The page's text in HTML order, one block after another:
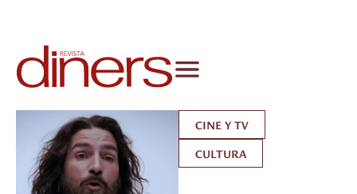
CINE Y TV
CULTURA